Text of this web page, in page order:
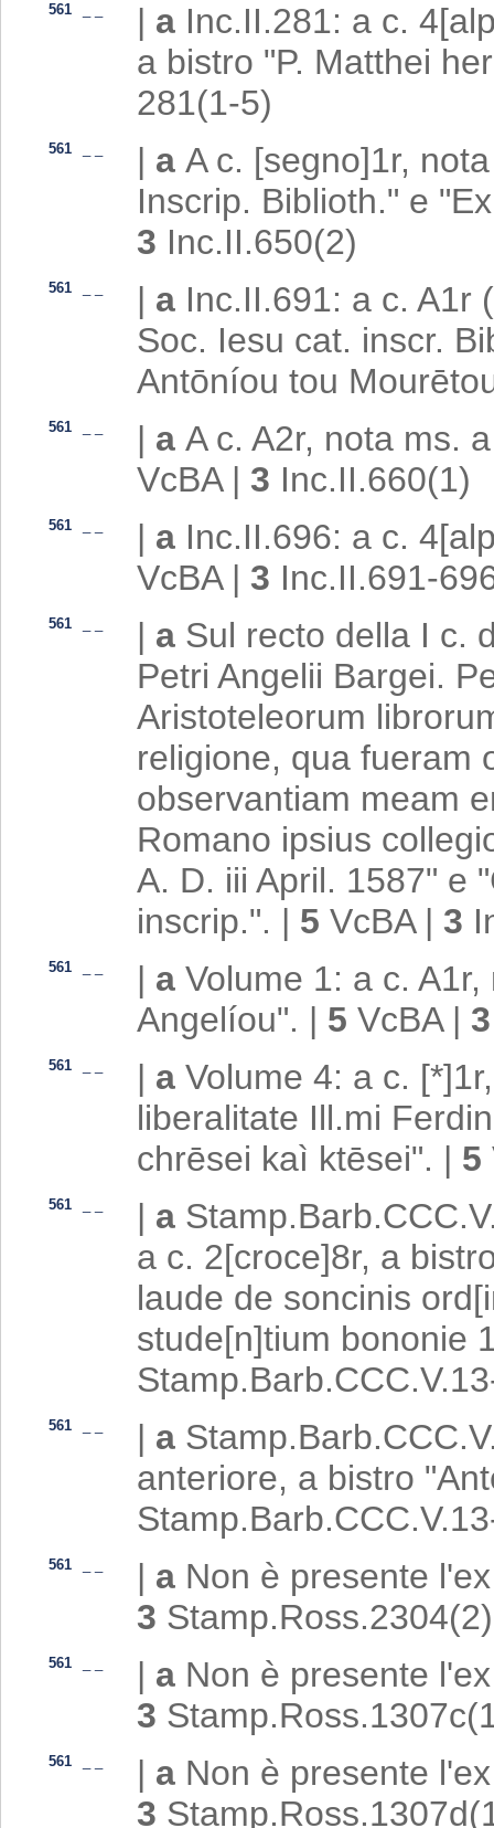
561 | a Inc.II.281: a c.
a bistro "P. Matthei
281(1-5)
561 | a A c. [segno]1r,
Inscrip. Biblioth." e
3 Inc.II.650(2)
561 | a Inc.II.691: a c. A1r
Soc. Iesu cat. inscr.
Antōníou tou
561 | a A c. A2r, nota ms.
VcBA | 3 Inc.II.660(1)
561 | a Inc.II.696: a c.
VcBA | 3 Inc.II.691-
561 | a Sul recto della I c.
Petri Angelii Bargei.
Aristoteleorum
religione, qua fueram
observantiam meam
Romano ipsius
A. D. iii April. 1587" e
inscrip.". | 5 VcBA | 3
561 | a Volume 1: a c.
Angelíou". | 5 VcBA |
561 | a Volume 4: a c.
liberalitate Ill.mi
chrēsei kaì ktēsei". | 5
561 | a
a c. 2[croce]8r, a
laude de soncinis
stude[n]tium bononie
561 | a
anteriore, a bistro
561 | a Non è presente
3 Stamp.Ross.2304(2)
561 | a Non è presente
3
561 | a Non è presente
3